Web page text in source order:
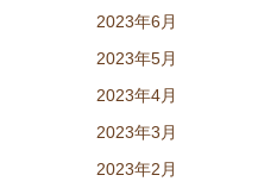
2023年6月
2023年5月
2023年4月
2023年3月
2023年2月